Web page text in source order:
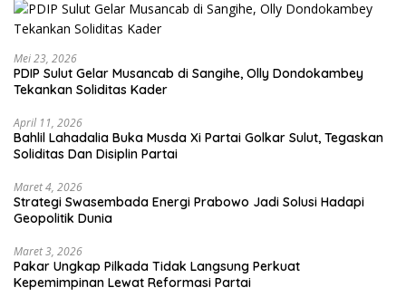
Mei 23, 2026
PDIP Sulut Gelar Musancab di Sangihe, Olly Dondokambey
Tekankan Soliditas Kader
April 11, 2026
Bahlil Lahadalia Buka Musda Xi Partai Golkar Sulut, Tegaskan
Soliditas Dan Disiplin Partai
Maret 4, 2026
Strategi Swasembada Energi Prabowo Jadi Solusi Hadapi
Geopolitik Dunia
Maret 3, 2026
Pakar Ungkap Pilkada Tidak Langsung Perkuat
Kepemimpinan Lewat Reformasi Partai